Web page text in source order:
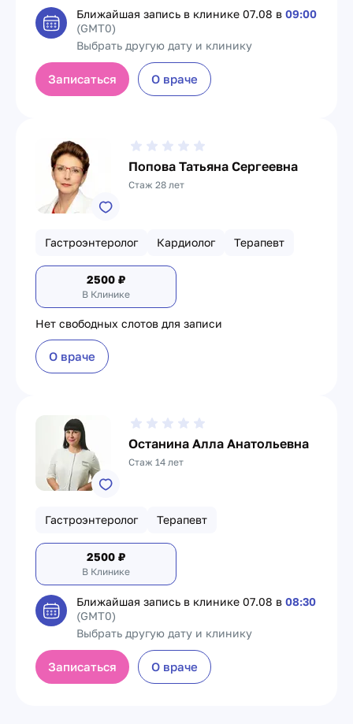
Ближайшая запись в клинике 07.08 в 09:00
(GMT0)
Выбрать другую дату и клинику
Записаться О враче
Попова Татьяна Сергеевна
Стаж 28 лет
Гастроэнтеролог Кардиолог Терапевт
2500 ₽
В Клинике
Нет свободных слотов для записи
О враче
Останина Алла Анатольевна
Стаж 14 лет
Гастроэнтеролог Терапевт
2500 ₽
В Клинике
Ближайшая запись в клинике 07.08 в 08:30
(GMT0)
Выбрать другую дату и клинику
Записаться О враче